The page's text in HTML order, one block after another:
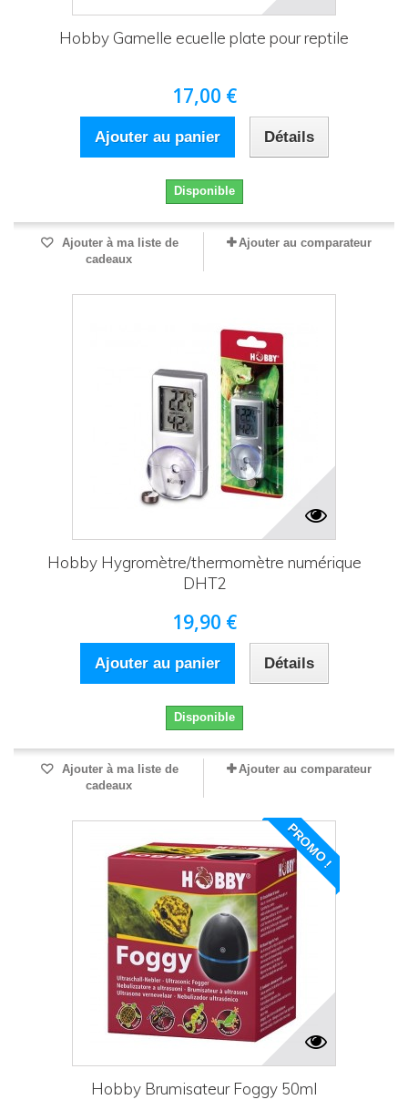
Hobby Gamelle ecuelle plate pour reptile
17,00 €
Ajouter au panier Détails
Disponible
Ajouter à ma liste de
cadeaux
Ajouter au comparateur
Hobby Hygromètre/thermomètre numérique
DHT2
19,90 €
Ajouter au panier Détails
Disponible
Ajouter à ma liste de
cadeaux
Ajouter au comparateur
PROMO !
Hobby Brumisateur Foggy 50ml